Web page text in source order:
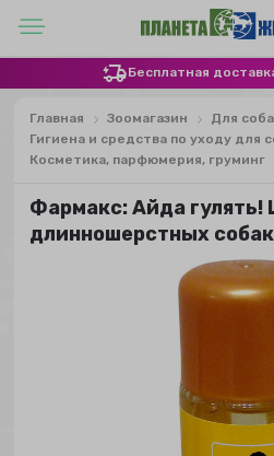
Бесплатная
Главная Зоомагазин
Для
Гигиена и средства по уходу для
Косметика, парфюмерия, груминг
Фармакс: Айда гулять!
длинношерстных